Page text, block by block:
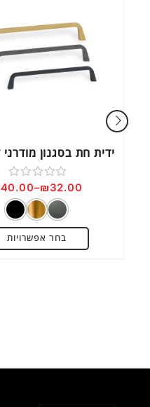
דורג
0
מתוך
5
₪32.00
–
40.00
בחר אפשרויות